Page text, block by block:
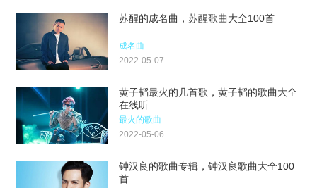
苏醒的成名曲，苏醒歌曲大全100首
成名曲
2022-05-07
黄子韬最火的几首歌，黄子韬的歌曲大全
在线听
最火的歌曲
2022-05-06
钟汉良的歌曲专辑，钟汉良歌曲大全100
首